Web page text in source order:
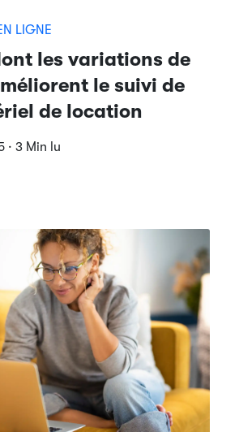
LIGNE
les variations de
le suivi de
de location
· 3 Min lu